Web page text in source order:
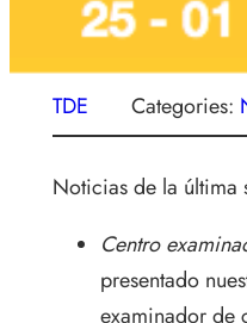
TDE Categories:
Noticias de la última
Centro
presentado
examinador de